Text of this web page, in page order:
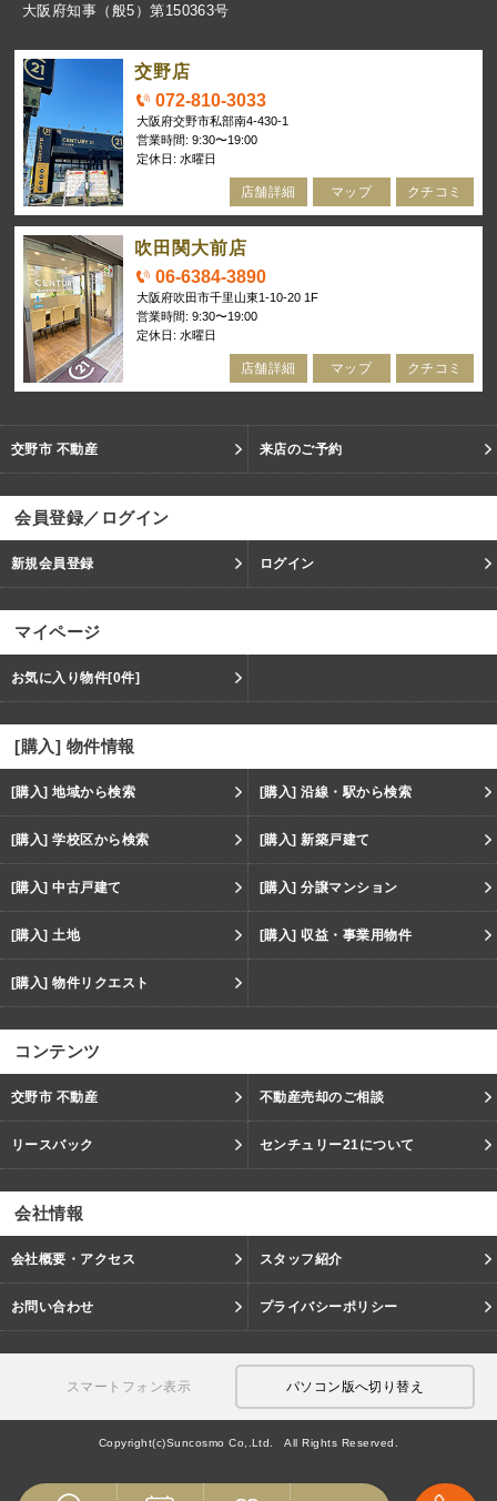
大阪府知事（般5）第150363号
交野店
072-810-3033
大阪府交野市私部南4-430-1
営業時間: 9:30〜19:00
定休日: 水曜日
店舗詳細 マップ クチコミ
吹田関大前店
06-6384-3890
大阪府吹田市千里山東1-10-20 1F
営業時間: 9:30〜19:00
定休日: 水曜日
店舗詳細 マップ クチコミ
交野市 不動産 来店のご予約
会員登録／ログイン
新規会員登録 ログイン
マイページ
お気に入り物件[0件]
[購入] 物件情報
[購入] 地域から検索 [購入] 沿線・駅から検索
[購入] 学校区から検索 [購入] 新築戸建て
[購入] 中古戸建て [購入] 分譲マンション
[購入] 土地 [購入] 収益・事業用物件
[購入] 物件リクエスト
コンテンツ
交野市 不動産 不動産売却のご相談
リースバック センチュリー21について
会社情報
会社概要・アクセス スタッフ紹介
お問い合わせ プライバシーポリシー
スマートフォン表示 パソコン版へ切り替え
Copyright(c)Suncosmo Co,.Ltd. All Rights Reserved.